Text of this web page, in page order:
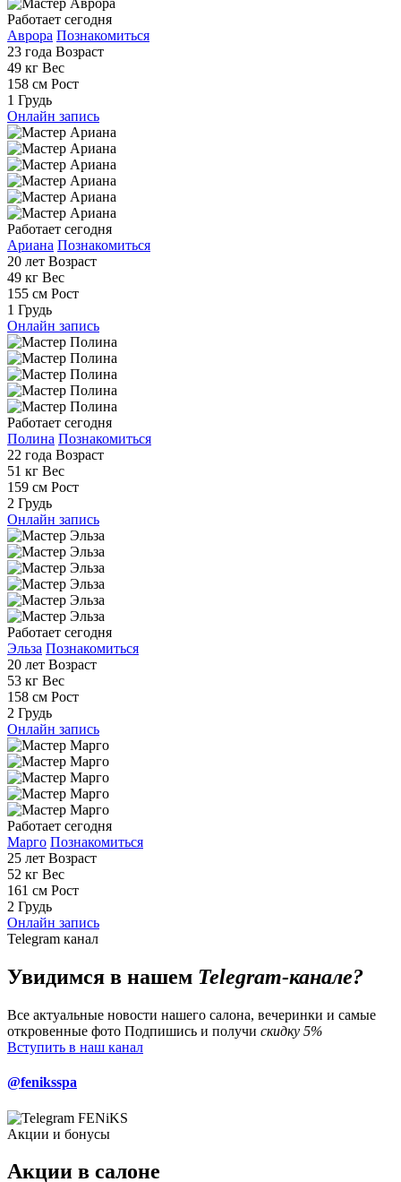
Работает сегодня
Аврора Познакомиться
23 года Возраст
49 кг Вес
158 см Рост
1 Грудь
Онлайн запись
Работает сегодня
Ариана Познакомиться
20 лет Возраст
49 кг Вес
155 см Рост
1 Грудь
Онлайн запись
Работает сегодня
Полина Познакомиться
22 года Возраст
51 кг Вес
159 см Рост
2 Грудь
Онлайн запись
Работает сегодня
Эльза Познакомиться
20 лет Возраст
53 кг Вес
158 см Рост
2 Грудь
Онлайн запись
Работает сегодня
Марго Познакомиться
25 лет Возраст
52 кг Вес
161 см Рост
2 Грудь
Онлайн запись
Telegram канал
Увидимся в нашем Telegram-канале?
Все актуальные новости нашего салона, вечеринки и самые
откровенные фото Подпишись и получи скидку 5%
Вступить в наш канал
@feniksspa
Акции и бонусы
Акции в салоне